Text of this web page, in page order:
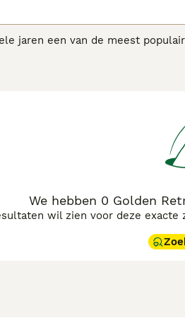
jaren een van de meest
te apporteren, en veel
voor informatie over
We hebben 0 Golden
wil zien voor deze